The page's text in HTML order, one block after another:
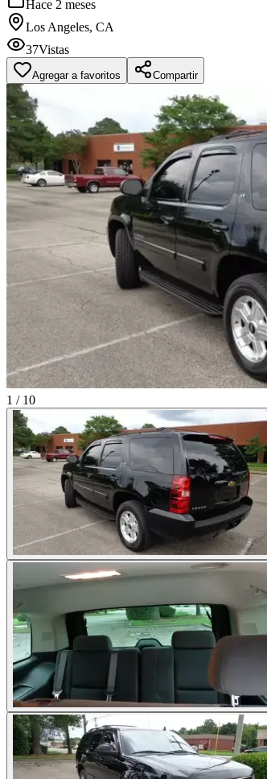
Hace 2 meses
Los Angeles, CA
37Vistas
Agregar a favoritos Compartir
1 / 10